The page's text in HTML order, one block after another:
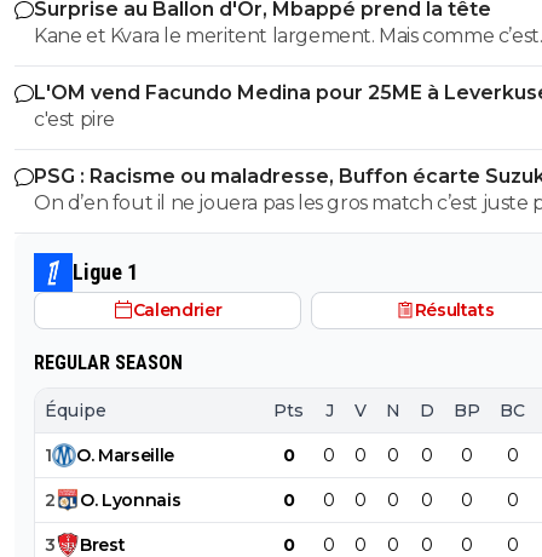
de Nice, là ok mais pas Paris 😂
Surprise au Ballon d'Or, Mbappé prend la tête
Kane et Kvara le meritent largement. Mais comme c’est
magouille & Co ça peut revenir au sprinter aux
approximatives allergique au pressing ...
L'OM vend Facundo Medina pour 25ME à
c'est pire
PSG : Racisme ou maladresse, Buffon écarte
On d’en fout il ne jouera pas les gros match c’est juste
vendre des maillots en Asie Kang in lee style
Ligue 1
Calendrier Résultats
REGULAR SEASON
Équipe Pts J V N D BP BC
1 O. Marseille 0 0 0 0 0 0 0
2 O. Lyonnais 0 0 0 0 0 0 0
3 Brest 0 0 0 0 0 0 0